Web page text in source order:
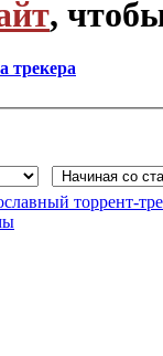
,
трекера
торрент-